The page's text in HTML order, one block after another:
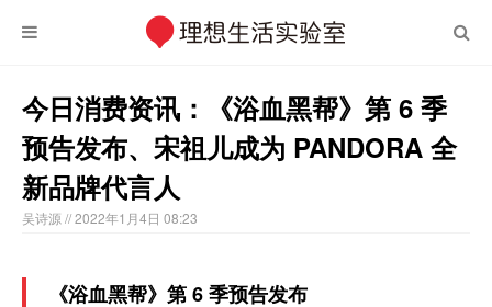
今日消费资讯：《浴血黑帮》第 6 季
预告发布、宋祖儿成为 PANDORA 全
新品牌代言人
吴诗源 // 2022年1月4日 08:23
《浴血黑帮》第 6 季预告发布